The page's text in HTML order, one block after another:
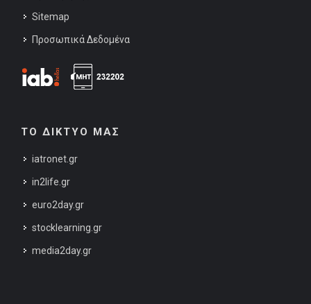
Sitemap
Προσωπικά Δεδομένα
ΤΟ ΔΙΚΤΥΟ ΜΑΣ
iatronet.gr
in2life.gr
euro2day.gr
stocklearning.gr
media2day.gr